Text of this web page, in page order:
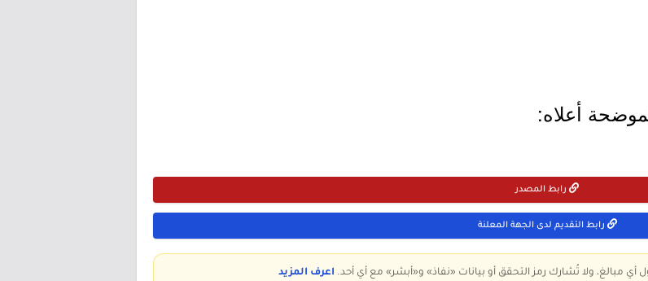
أعلاه:
رابط المصدر
رابط التقديم لدى الجهة المعلنة
أي مبالغ، ولا تُشارك رمز التحقق أو بيانات «نفاذ» و«أبشر» مع أي أحد. اعرف المزيد